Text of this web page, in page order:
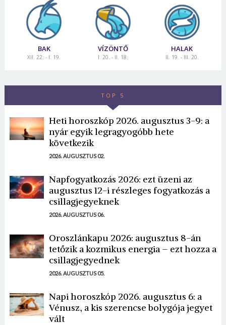
BAK
XII. 22. - I. 19.
VÍZÖNTŐ
I. 20. - II. 18.
HALAK
II. 19. - III. 20.
TOP 5
Heti horoszkóp 2026. augusztus 3-9: a
nyár egyik legragyogóbb hete
következik
2026. AUGUSZTUS 02.
Napfogyatkozás 2026: ezt üzeni az
augusztus 12-i részleges fogyatkozás a
csillagjegyeknek
2026. AUGUSZTUS 06.
Oroszlánkapu 2026: augusztus 8-án
tetőzik a kozmikus energia – ezt hozza a
csillagjegyednek
2026. AUGUSZTUS 05.
Napi horoszkóp 2026. augusztus 6: a
Vénusz, a kis szerencse bolygója jegyet
vált